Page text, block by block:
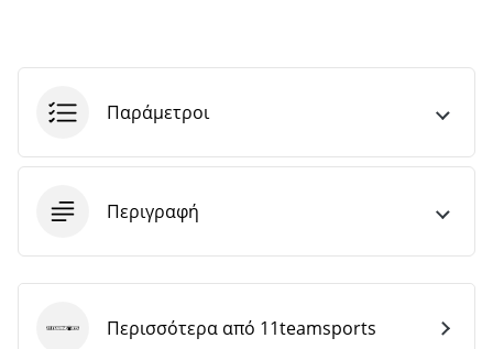
Παράμετροι
Περιγραφή
11teamsports
Περισσότερα από 11teamsports